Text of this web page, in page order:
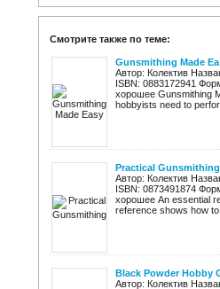
Смотрите также по теме:
Gunsmithing Made
Автор: Колектив
ISBN: 0883172941
хорошее Gunsmithing
hobbyists need to
Practical Gunsmithing
Автор: Колектив
ISBN: 0873491874
хорошее An essential
reference shows how
Black Powder Hobby
Автор: Колектив